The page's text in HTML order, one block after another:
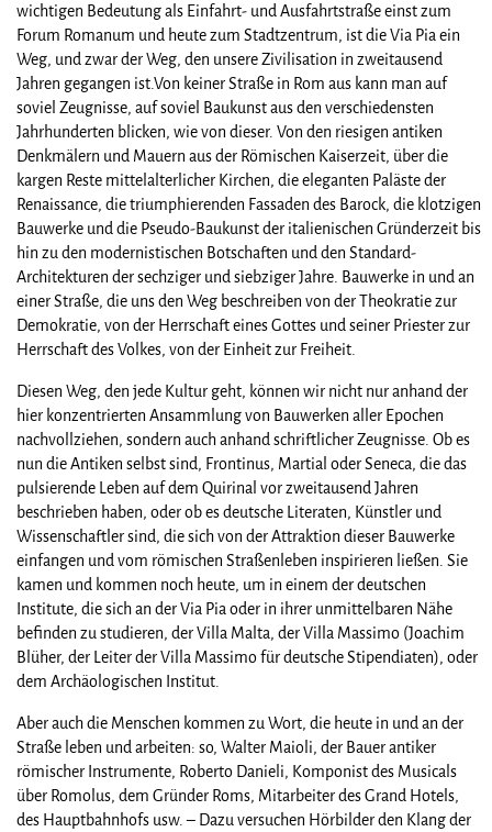
wichtigen Bedeutung als Einfahrt- und Ausfahrtstraße einst zum
Forum Romanum und heute zum Stadtzentrum, ist die Via Pia ein
Weg, und zwar der Weg, den unsere Zivilisation in zweitausend
Jahren gegangen ist.Von keiner Straße in Rom aus kann man auf
soviel Zeugnisse, auf soviel Baukunst aus den verschiedensten
Jahrhunderten blicken, wie von dieser. Von den riesigen antiken
Denkmälern und Mauern aus der Römischen Kaiserzeit, über die
kargen Reste mittelalterlicher Kirchen, die eleganten Paläste der
Renaissance, die triumphierenden Fassaden des Barock, die klotzigen
Bauwerke und die Pseudo-Baukunst der italienischen Gründerzeit bis
hin zu den modernistischen Botschaften und den Standard-
Architekturen der sechziger und siebziger Jahre. Bauwerke in und an
einer Straße, die uns den Weg beschreiben von der Theokratie zur
Demokratie, von der Herrschaft eines Gottes und seiner Priester zur
Herrschaft des Volkes, von der Einheit zur Freiheit.
Diesen Weg, den jede Kultur geht, können wir nicht nur anhand der
hier konzentrierten Ansammlung von Bauwerken aller Epochen
nachvollziehen, sondern auch anhand schriftlicher Zeugnisse. Ob es
nun die Antiken selbst sind, Frontinus, Martial oder Seneca, die das
pulsierende Leben auf dem Quirinal vor zweitausend Jahren
beschrieben haben, oder ob es deutsche Literaten, Künstler und
Wissenschaftler sind, die sich von der Attraktion dieser Bauwerke
einfangen und vom römischen Straßenleben inspirieren ließen. Sie
kamen und kommen noch heute, um in einem der deutschen
Institute, die sich an der Via Pia oder in ihrer unmittelbaren Nähe
befinden zu studieren, der Villa Malta, der Villa Massimo (Joachim
Blüher, der Leiter der Villa Massimo für deutsche Stipendiaten), oder
dem Archäologischen Institut.
Aber auch die Menschen kommen zu Wort, die heute in und an der
Straße leben und arbeiten: so, Walter Maioli, der Bauer antiker
römischer Instrumente, Roberto Danieli, Komponist des Musicals
über Romolus, dem Gründer Roms, Mitarbeiter des Grand Hotels,
des Hauptbahnhofs usw. – Dazu versuchen Hörbilder den Klang der